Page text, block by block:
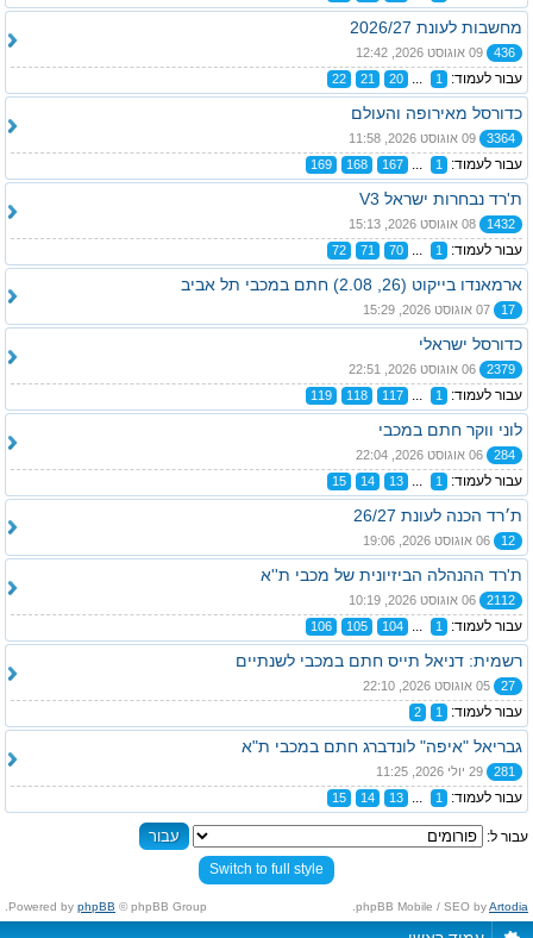
מחשבות לעונת 2026/27
436
עבור לעמוד: 1
...
20
21
22
כדורסל מאירופה והעולם
3364
עבור לעמוד: 1
...
167
168
169
ת'רד נבחרות ישראל V3
1432
עבור לעמוד: 1
...
70
71
72
ארמאנדו בייקוט (26, 2.08) חתם במכבי תל אביב
17
כדורסל ישראלי
2379
עבור לעמוד: 1
...
117
118
119
לוני ווקר חתם במכבי
284
עבור לעמוד: 1
...
13
14
15
ת׳רד הכנה לעונת 26/27
12
ת'רד ההנהלה הביזיונית של מכבי ת''א
2112
עבור לעמוד: 1
...
104
105
106
רשמית: דניאל תייס חתם במכבי לשנתיים
27
עבור לעמוד: 1
2
גבריאל "איפה" לונדברג חתם במכבי ת"א
281
עבור לעמוד: 1
...
13
14
15
עבור ל:
Switch to full style
Powered by phpBB © phpBB Group. phpBB Mobile / SEO byArtodia
.